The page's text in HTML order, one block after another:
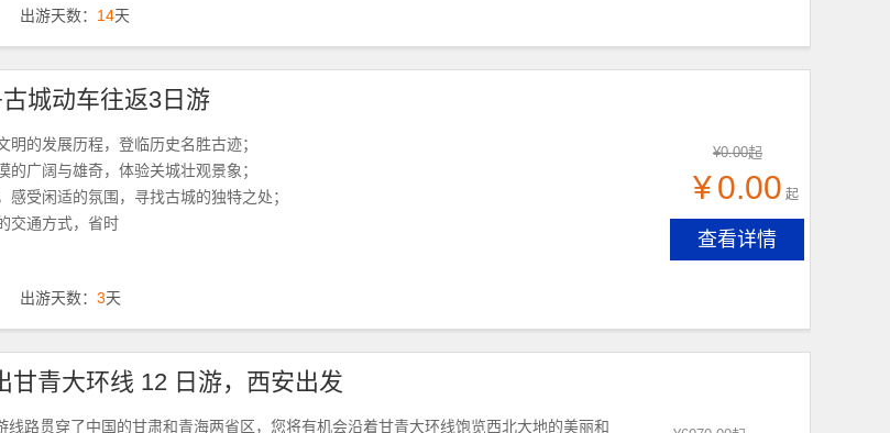
出游天数： 14天
出游天数： 3天
城动车往返3日游
明的发展历程，登临历史名胜古迹；
的广阔与雄奇，体验关城壮观景象；
感受闲适的氛围，寻找古城的独特之处；
交通方式，省时
¥0.00起
¥0.00 起
查看详情
甘青大环线 12 日游，西安出发
线路贯穿了中国的甘肃和青海两省区，您将有机会沿着甘青大环线饱览西北大地的美丽和